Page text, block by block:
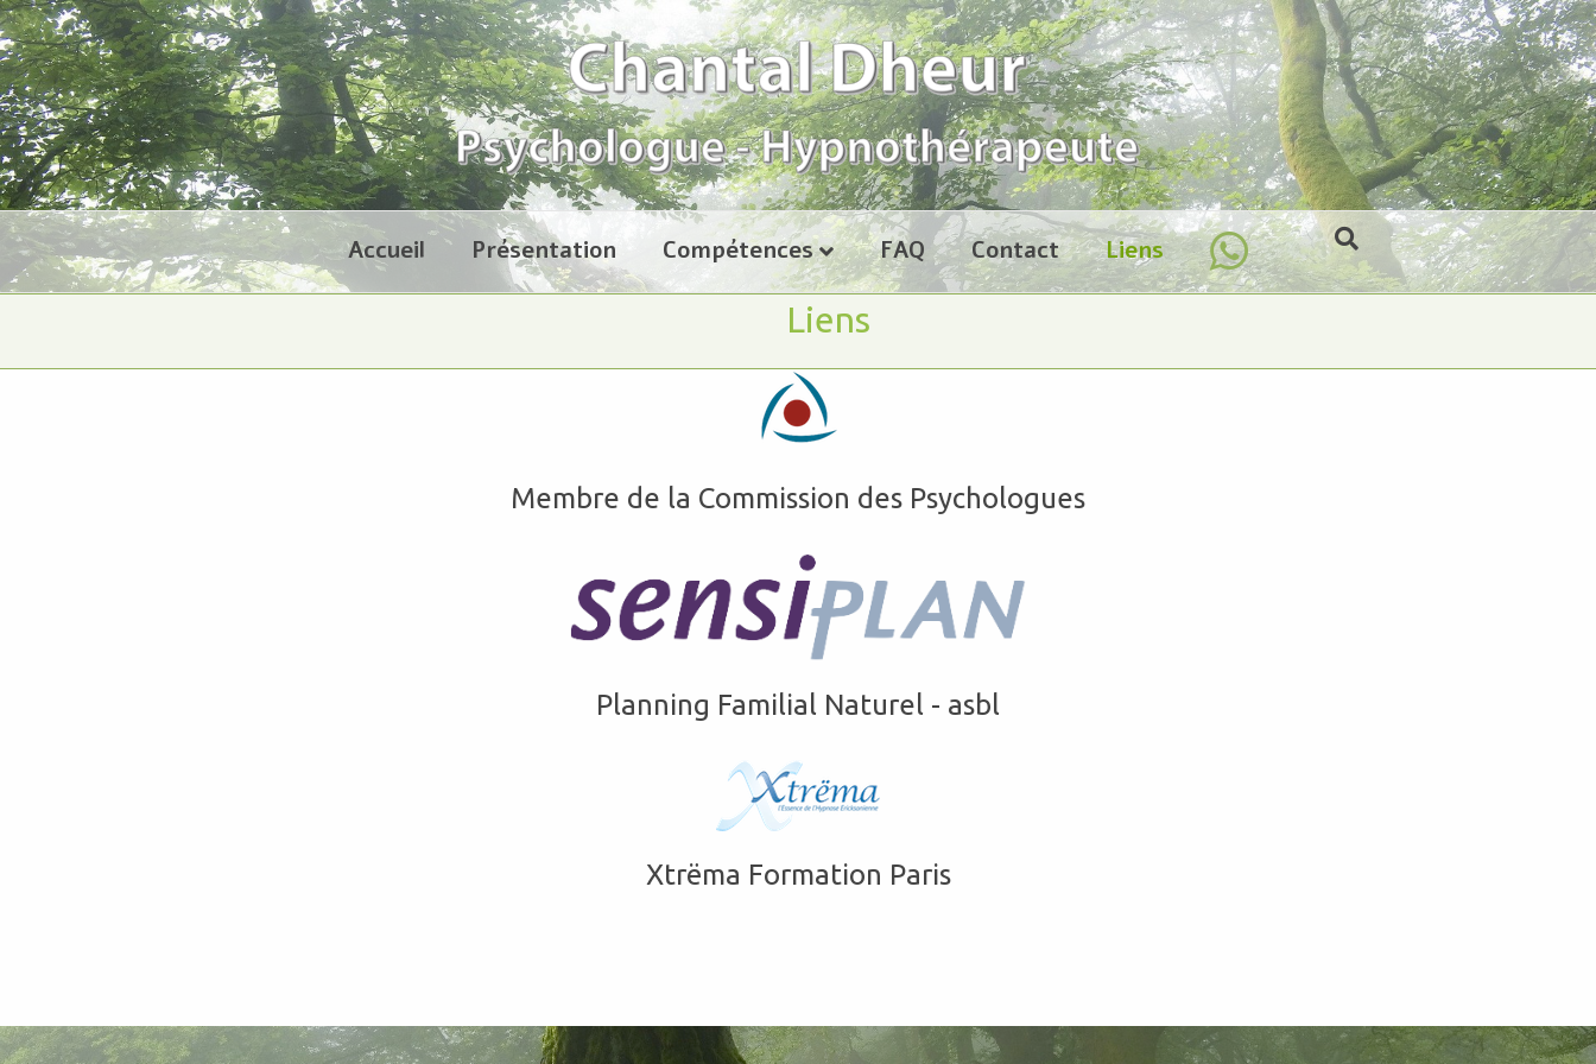
Accueil Présentation Compétences FAQ Contact Liens
Liens
Membre de la Commission des Psychologues
Planning Familial Naturel - asbl
Xtrëma Formation Paris